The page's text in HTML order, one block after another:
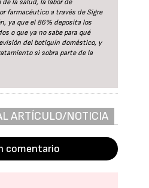
la salud, la labor de
farmacéutico a través de Sigre
ya que el 86% deposita los
o que ya no sabe para qué
del botiquín doméstico, y
si sobra parte de la
ARTÍCULO/NOTICIA
comentario